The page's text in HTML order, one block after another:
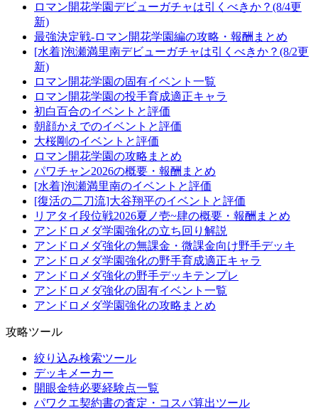
ロマン開花学園デビューガチャは引くべきか？(8/4更
新)
最強決定戦-ロマン開花学園編の攻略・報酬まとめ
[水着]泡瀬満里南デビューガチャは引くべきか？(8/2更
新)
ロマン開花学園の固有イベント一覧
ロマン開花学園の投手育成適正キャラ
初白百合のイベントと評価
朝顔かえでのイベントと評価
大桜剛のイベントと評価
ロマン開花学園の攻略まとめ
パワチャン2026の概要・報酬まとめ
[水着]泡瀬満里南のイベントと評価
[復活の二刀流]大谷翔平のイベントと評価
リアタイ段位戦2026夏ノ壱~肆の概要・報酬まとめ
アンドロメダ学園強化の立ち回り解説
アンドロメダ強化の無課金・微課金向け野手デッキ
アンドロメダ学園強化の野手育成適正キャラ
アンドロメダ強化の野手デッキテンプレ
アンドロメダ強化の固有イベント一覧
アンドロメダ学園強化の攻略まとめ
攻略ツール
絞り込み検索ツール
デッキメーカー
開眼金特必要経験点一覧
パワクエ契約書の査定・コスパ算出ツール